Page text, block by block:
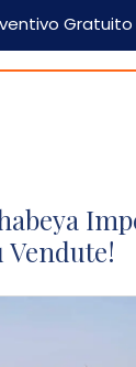
Gratuito
Vendute!